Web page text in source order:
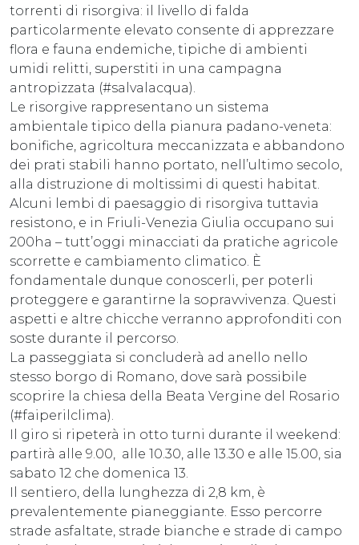
torrenti di risorgiva: il livello di falda
particolarmente elevato consente di apprezzare
flora e fauna endemiche, tipiche di ambienti
umidi relitti, superstiti in una campagna
antropizzata (#salvalacqua).
Le risorgive rappresentano un sistema
ambientale tipico della pianura padano-veneta:
bonifiche, agricoltura meccanizzata e abbandono
dei prati stabili hanno portato, nell’ultimo secolo,
alla distruzione di moltissimi di questi habitat.
Alcuni lembi di paesaggio di risorgiva tuttavia
resistono, e in Friuli-Venezia Giulia occupano sui
200ha – tutt’oggi minacciati da pratiche agricole
scorrette e cambiamento climatico. È
fondamentale dunque conoscerli, per poterli
proteggere e garantirne la sopravvivenza. Questi
aspetti e altre chicche verranno approfonditi con
soste durante il percorso.
La passeggiata si concluderà ad anello nello
stesso borgo di Romano, dove sarà possibile
scoprire la chiesa della Beata Vergine del Rosario
(#faiperilclima).
Il giro si ripeterà in otto turni durante il weekend:
partirà alle 9.00, alle 10.30, alle 13.30 e alle 15.00, sia
sabato 12 che domenica 13.
Il sentiero, della lunghezza di 2,8 km, è
prevalentemente pianeggiante. Esso percorre
strade asfaltate, strade bianche e strade di campo